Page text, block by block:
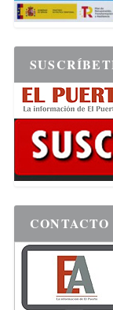
CONTACTO